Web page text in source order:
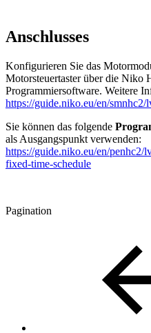
Anschlusses
Konfigurieren Sie das
Motorsteuertaster über die Niko
Programmiersoftware. Weitere
https://guide.niko.eu/en/
Sie können das folgende
als Ausgangspunkt verwenden:
https://guide.niko.eu/en/penhc2/
fixed-time-schedule
Pagination